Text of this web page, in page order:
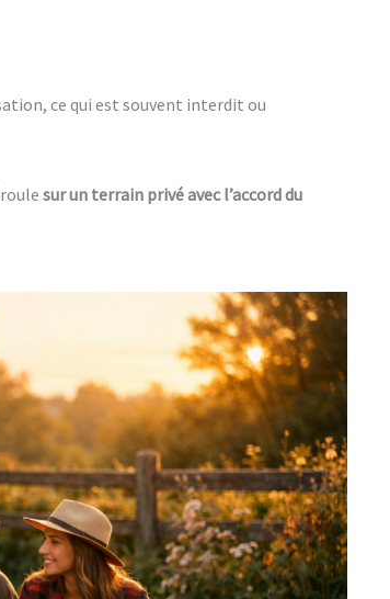
ce qui est souvent interdit ou
sur un terrain privé avec l’accord du